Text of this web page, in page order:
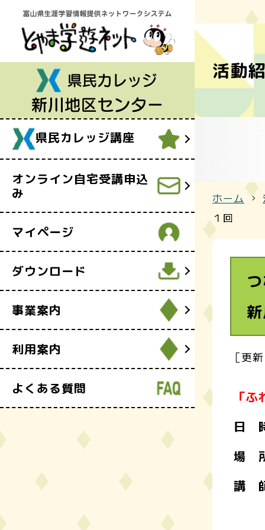
県民カレッジ講座
県民カレ
県民カレ
オンライン自宅受講申込
み
LSA81
LSA82 オ
カレッジ
マイページ
ダウンロード
令和8年
令和8年度
事業案内
事業案内
講座案内
受講申込
利用案内
開所日 ・
アクセス
よくある質問
活動
ホーム
１回
［更
「
日
場
講